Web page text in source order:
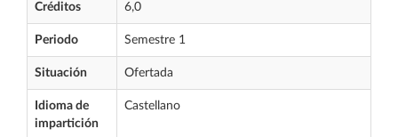
Créditos 6,0
Periodo Semestre 1
Situación Ofertada
Idioma de
impartición
Castellano